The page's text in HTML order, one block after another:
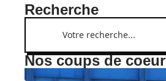
Recherche
Nos coups de coeur